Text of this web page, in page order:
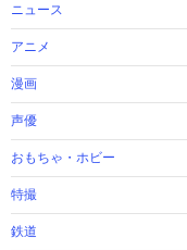
ニュース
アニメ
漫画
声優
おもちゃ・ホビー
特撮
鉄道